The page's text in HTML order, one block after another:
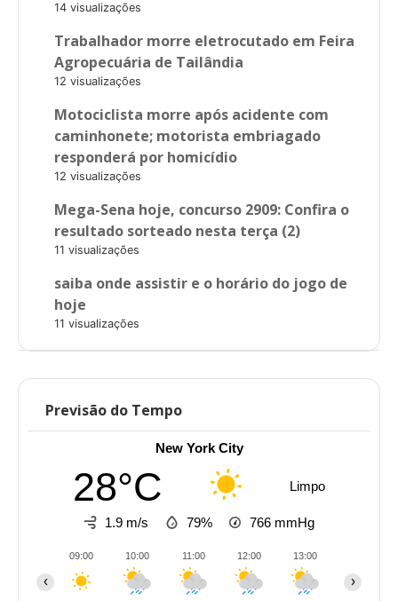
14 visualizações
Trabalhador morre eletrocutado em Feira
Agropecuária de Tailândia
12 visualizações
Motociclista morre após acidente com
caminhonete; motorista embriagado
responderá por homicídio
12 visualizações
Mega-Sena hoje, concurso 2909: Confira o
resultado sorteado nesta terça (2)
11 visualizações
saiba onde assistir e o horário do jogo de
hoje
11 visualizações
Previsão do Tempo
New York City
28°C Limpo
1.9 m/s 79% 766 mmHg
09:00 10:00 11:00 12:00 13:00
‹ ›